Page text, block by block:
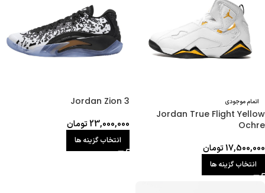
اتمام موجودی
Jordan True Flight Yellow
Ochre
17,500,000تومان
انتخاب گزینه ها
Jordan Zion 3
23,000,000تومان
انتخاب گزینه ها